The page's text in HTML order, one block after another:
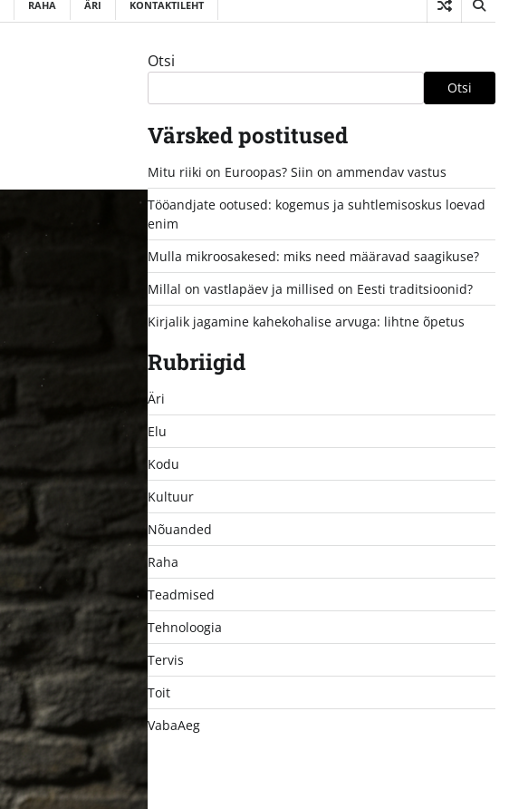
RAHA ÄRI KONTAKTILEHT
Otsi
Otsi
Värsked postitused
Mitu riiki on Euroopas? Siin on ammendav vastus
Tööandjate ootused: kogemus ja suhtlemisoskus loevad
enim
Mulla mikroosakesed: miks need määravad saagikuse?
Millal on vastlapäev ja millised on Eesti traditsioonid?
Kirjalik jagamine kahekohalise arvuga: lihtne õpetus
Rubriigid
Äri
Elu
Kodu
Kultuur
Nõuanded
Raha
Teadmised
Tehnoloogia
Tervis
Toit
VabaAeg